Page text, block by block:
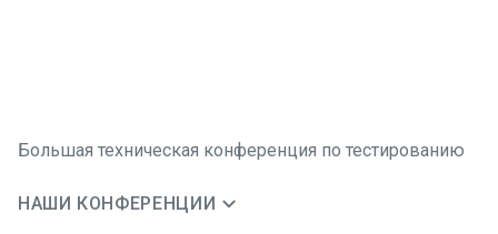
Большая техническая конференция по тестированию
НАШИ КОНФЕРЕНЦИИ